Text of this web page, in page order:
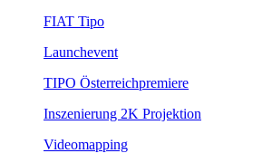
FIAT Tipo
Launchevent
TIPO Österreichpremiere
Inszenierung 2K Projektion
Videomapping